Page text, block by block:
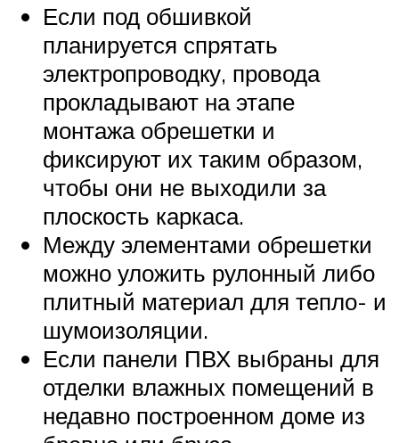
Если под обшивкой
планируется спрятать
электропроводку, провода
прокладывают на этапе
монтажа обрешетки и
фиксируют их таким образом,
чтобы они не выходили за
плоскость каркаса.
Между элементами обрешетки
можно уложить рулонный либо
плитный материал для тепло- и
шумоизоляции.
Если панели ПВХ выбраны для
отделки влажных помещений в
недавно построенном доме из